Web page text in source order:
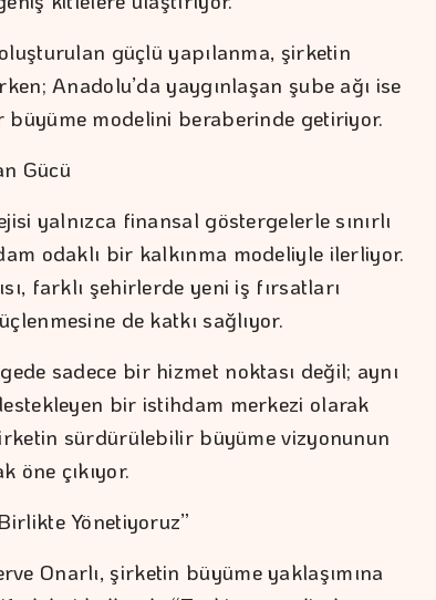
güçlü yapılanma, şirketin
Anadolu’da yaygınlaşan şube ağı ise
modelini beraberinde getiriyor.
Gücü
yalnızca finansal göstergelerle sınırlı
odaklı bir kalkınma modeliyle ilerliyor.
farklı şehirlerde yeni iş fırsatları
de katkı sağlıyor.
sadece bir hizmet noktası değil; aynı
bir istihdam merkezi olarak
sürdürülebilir büyüme vizyonunun
öne çıkıyor.
Yönetiyoruz”
Onarlı, şirketin büyüme yaklaşımına